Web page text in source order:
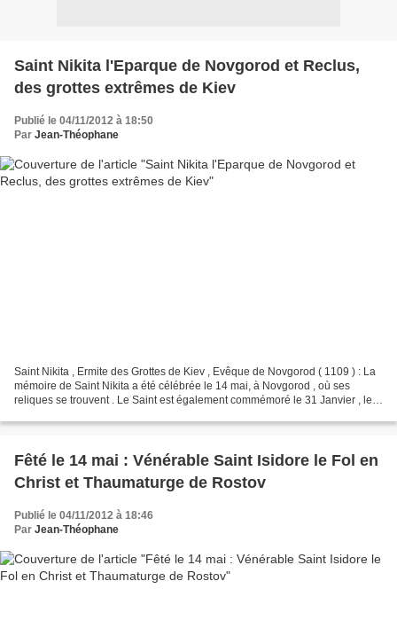
Saint Nikita l'Eparque de Novgorod et Reclus,
des grottes extrêmes de Kiev
Publié le 04/11/2012 à 18:50
Par Jean-Théophane
Saint Nikita , Ermite des Grottes de Kiev , Evêque de Novgorod ( 1109 ) : La
mémoire de Saint Nikita a été célébrée le 14 mai, à Novgorod , où ses
reliques se trouvent . Le Saint est également commémoré le 31 Janvier , le
Fêté le 14 mai : Vénérable Saint Isidore le Fol en
Christ et Thaumaturge de Rostov
Publié le 04/11/2012 à 18:46
Par Jean-Théophane